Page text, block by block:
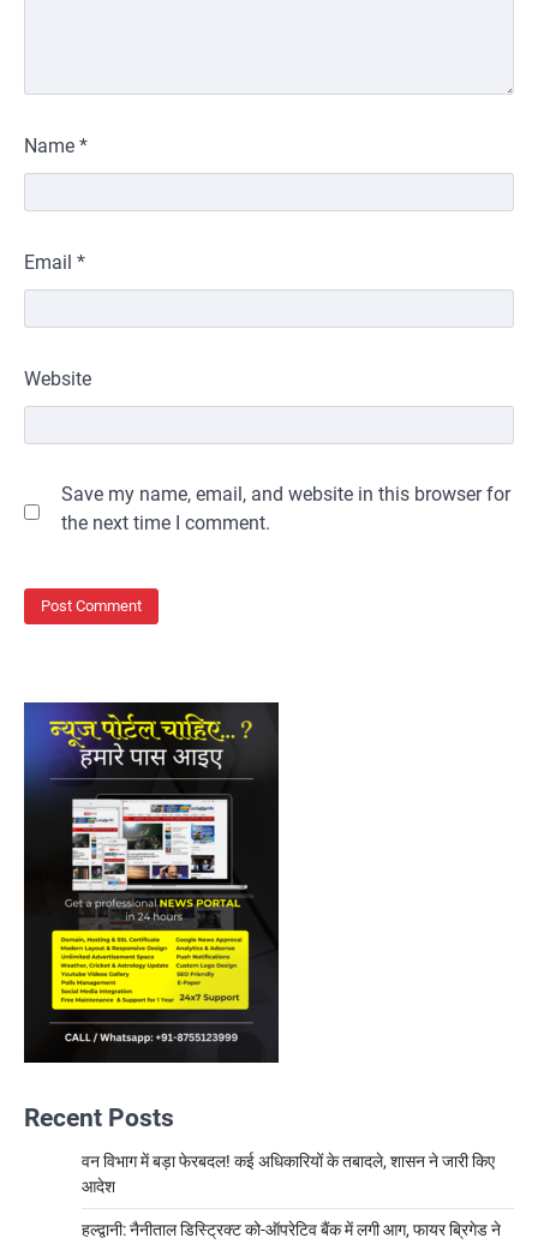
Name *
Email *
Website
Save my name, email, and website in this browser for
the next time I comment.
Recent Posts
वन विभाग में बड़ा फेरबदल! कई अधिकारियों के तबादले, शासन ने जारी किए
आदेश
हल्द्वानी: नैनीताल डिस्ट्रिक्ट को-ऑपरेटिव बैंक में लगी आग, फायर ब्रिगेड ने